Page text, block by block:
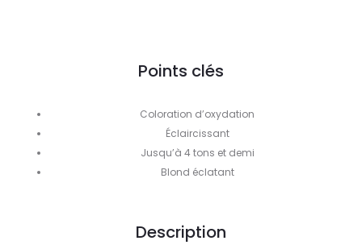
Points clés
Coloration d’oxydation
Éclaircissant
Jusqu’à 4 tons et demi
Blond éclatant
Description